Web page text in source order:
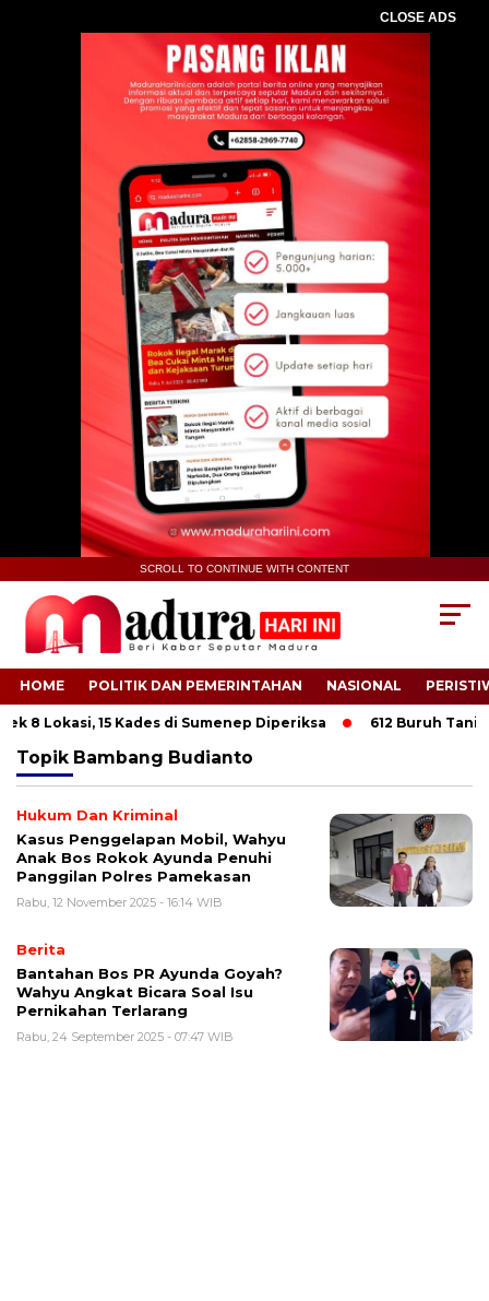
CLOSE ADS
SCROLL TO CONTINUE WITH CONTENT
HOME POLITIK DAN PEMERINTAHAN NASIONAL
Lokasi, 15 Kades di Sumenep Diperiksa 612 Buruh Tani
Topik Bambang Budianto
Hukum Dan Kriminal
Kasus Penggelapan Mobil, Wahyu
Anak Bos Rokok Ayunda Penuhi
Panggilan Polres Pamekasan
Rabu, 12 November 2025 - 16:14 WIB
Berita
Bantahan Bos PR Ayunda Goyah?
Wahyu Angkat Bicara Soal Isu
Pernikahan Terlarang
Rabu, 24 September 2025 - 07:47 WIB